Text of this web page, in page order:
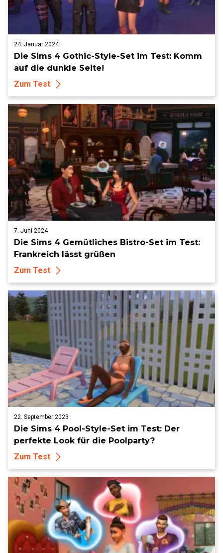
24. Januar 2024
Die Sims 4 Gothic-Style-Set im Test: Komm
auf die dunkle Seite!
Zum Test
7. Juni 2024
Die Sims 4 Gemütliches Bistro-Set im Test:
Frankreich lässt grüßen
Zum Test
22. September 2023
Die Sims 4 Pool-Style-Set im Test: Der
perfekte Look für die Poolparty?
Zum Test